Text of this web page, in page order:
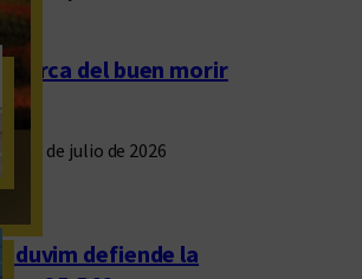
Acerca del buen morir
23 de julio de 2026
Eduvim defiende la